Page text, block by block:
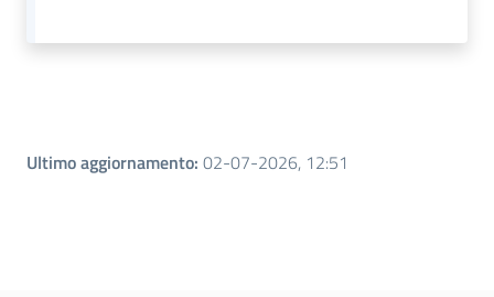
Ultimo aggiornamento: 02-07-2026, 12:51